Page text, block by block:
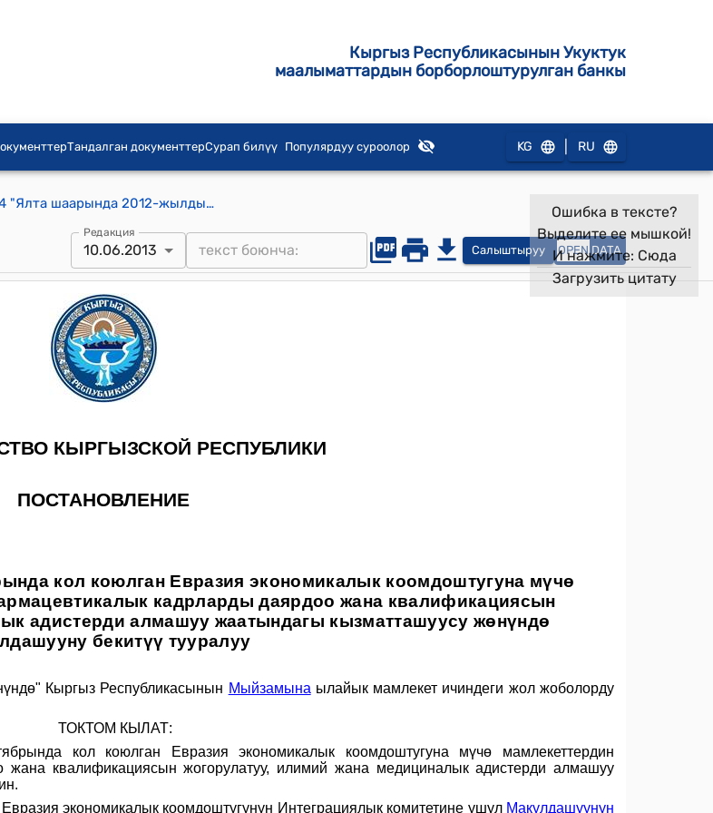
Кыргыз Республикасынын Укуктук
маалыматтардын борборлоштурулган банкы
Тандалган документтерСурап билүү Популярдуу суроолор KG RU
КР Өкмөтүнүн 2013-жылдын 10-июнундагы № 324 "Ялта шаарында 2012-жылдын 28-сентябрында кол коюлган Евразия экономикалык коомдоштугуна мүчө мамлекеттердин медициналык жана фармацевтикалык кадрларды даярдоо жана квалификациясын жогорулатуу, илимий жана медициналык адистерди алмашуу жаатындагы кызматташуусу жөнүндө макулдашууну бекитүү тууралуу" токтому
Редакция
10.06.2013 Салыштыруу OPEN DATA
Ошибка в тексте?
Выделите ее мышкой!
И нажмите: Сюда
Загрузить цитату